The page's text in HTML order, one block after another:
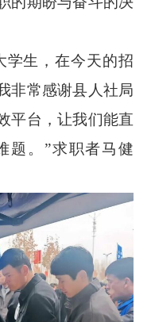
学生，在今天的招
非常感谢县人社局
平台，让我们能直
题。”求职者马健